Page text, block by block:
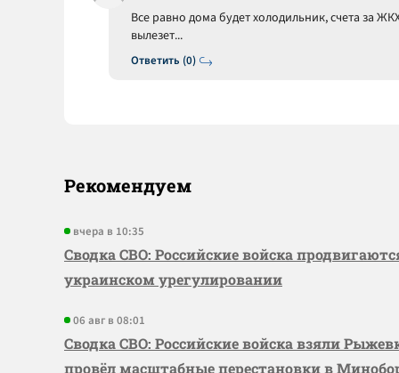
Ответить (0)
Все равно дома будет холодильник, счета за
вылезет...
Рекомендуем
вчера в 10:35
Сводка СВО: Российские войска
украинском урегулировании
06 авг в 08:01
Сводка СВО: Российские войска взяли
провёл масштабные перестановки в